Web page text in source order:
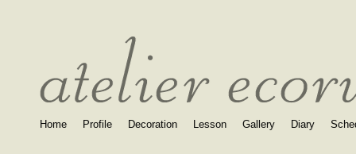
Home Profile Decoration Lesson Gallery Diary